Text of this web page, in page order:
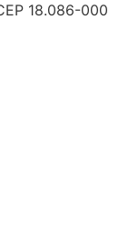
18.086-000